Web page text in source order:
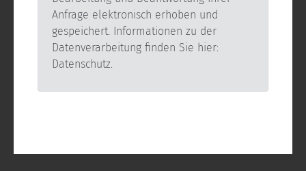
Anfrage elektronisch erhoben und
gespeichert. Informationen zu der
Datenverarbeitung finden Sie hier:
Datenschutz.